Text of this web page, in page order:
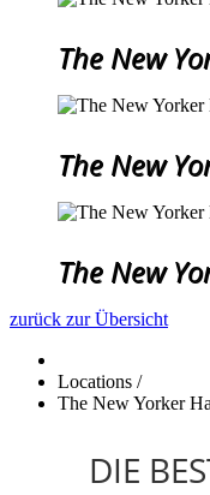
The New
The New
The New
zurück zur Übersicht
Locations /
The New Yorker
DIE